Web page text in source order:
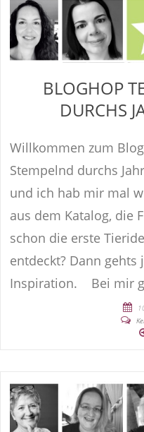
BLOGHOP
DURCHS
Willkommen zum
Stempelnd durchs
und ich hab mir mal
aus dem Katalog, die
schon die erste
entdeckt? Dann
Inspiration. Bei mir